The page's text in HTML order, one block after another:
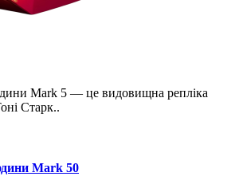
Mark 5 — це видовищна репліка
Старк..
Mark 50